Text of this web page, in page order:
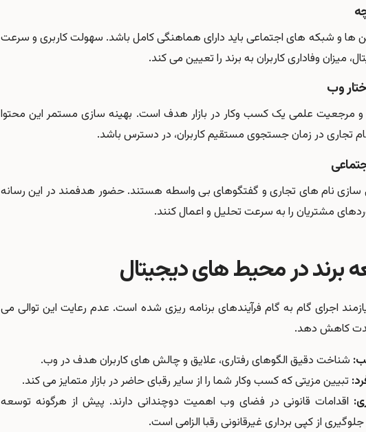
ها و شبکه های اجتماعی باید دارای هماهنگی کامل باشد. سهولت کاربری و سرعت
میزان وفاداری کاربران به برند را تعیین می کند.
علمی یک کسب وکار در بازار هدف است. بهینه سازی مستمر این محتوا
تجاری در زمان جستجوی مستقیم کاربران، در دسترس باشد.
سازی نام های تجاری و گفتگوهای بی واسطه هستند. حضور هدفمند در این رسانه
مشتریان را به سرعت تحلیل و اعمال کنند.
برند در محیط های دیجیتال
اجرای گام به گام فرآیندهای برنامه ریزی شده است. عدم رعایت این توالی می
شدت کاهش دهد.
شناخت دقیق الگوهای رفتاری، علایق و چالش های کاربران هدف در وب.
تبیین مزیتی که کسب وکار شما را از سایر رقبای حاضر در بازار متمایز می کند.
اقدامات قانونی در فضای وب اهمیت دوچندانی دارند. پیش از هرگونه توسعه
جلوگیری از کپی برداری غیرقانونی رقبا الزامی است.